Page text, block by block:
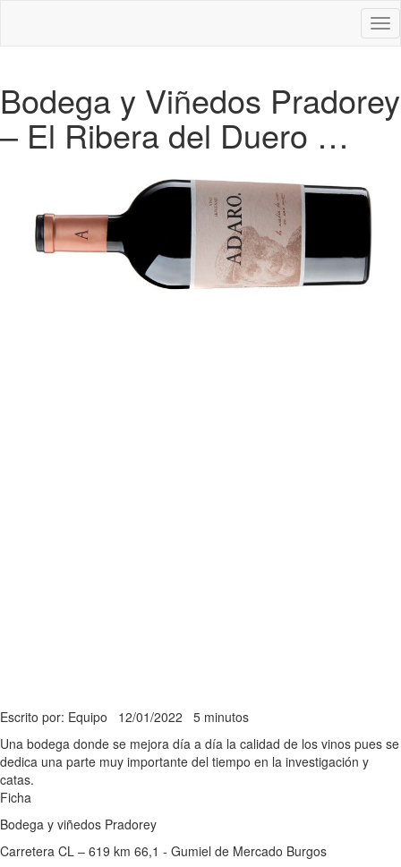
Bodega y Viñedos Pradorey
– El Ribera del Duero …
Escrito por: Equipo 12/01/2022 5 minutos
Una bodega donde se mejora día a día la calidad de los vinos pues se
dedica una parte muy importante del tiempo en la investigación y
catas.
Ficha
Bodega y viñedos Pradorey
Carretera CL – 619 km 66,1 - Gumiel de Mercado Burgos